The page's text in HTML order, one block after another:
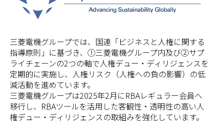
三菱電機グループでは、国連「ビジネスと人権に関する
指導原則」に基づき、①三菱電機グループ内及び②サプ
ライチェーンの2つの軸で人権デュー・ディリジェンスを
定期的に実施し、人権リスク（人権への負の影響）の低
減活動を進めています。
三菱電機グループは2025年2月にRBAレギュラー会員へ
移行し、RBAツールを活用した客観性・透明性の高い人
権デュー・ディリジェンスの取組みを強化しています。